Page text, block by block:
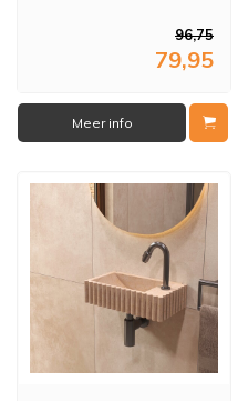
96,75
79,95
Meer info